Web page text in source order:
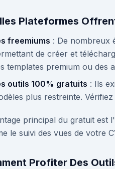
Plateformes
freemiums : De nombreux
de créer et
templates premium ou des
outils 100% gratuits : Ils
plus restreinte.
principal du gratuit est
le suivi des vues de votre
Profiter Des